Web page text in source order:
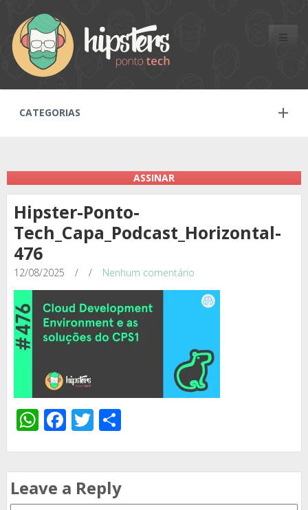
Toggle
CATEGORIAS
ASSINAR
Hipster-Ponto-
Tech_Capa_Podcast_Horizontal-
476
12/08/2025 / / Nenhum comentário
WhatsApp
Facebook
Twitter
Leave a Reply